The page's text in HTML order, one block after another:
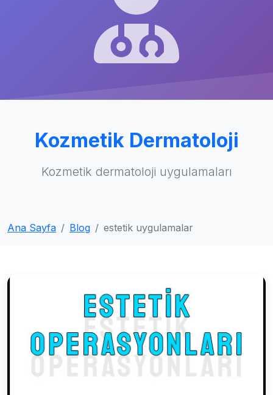
Kozmetik Dermatoloji
Kozmetik dermatoloji uygulamaları
Ana Sayfa Blog estetik uygulamalar